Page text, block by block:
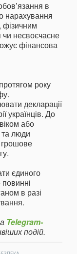
в
нарахування
фізичним
несвоєчасне
фінансова
року
декларації
українців. До
або
та люди
грошове
єдиного
в разі
Telegram-
подій.